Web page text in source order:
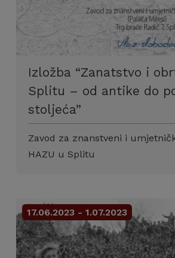
Izložba “Zanatstvo i
Splitu – od antike do
stoljeća”
Zavod za znanstveni i
HAZU u Splitu
17.06.2023 - 1.07.2023